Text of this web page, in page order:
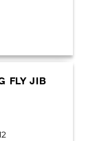
FLY JIB